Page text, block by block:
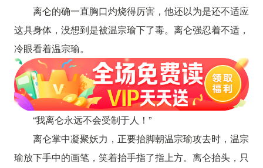
离仑的确一直胸口灼烧得厉害，他还以为是还不适应
这具身体，没想到是被温宗瑜下了毒。离仑强忍着不适，
冷眼看着温宗瑜。
“我离仑永远不会受制于人！”
离仑掌中凝聚妖力，正要抬脚朝温宗瑜攻去时，温宗
瑜放下手中的画笔，笑着抬手指了指上方。离仑抬头，只